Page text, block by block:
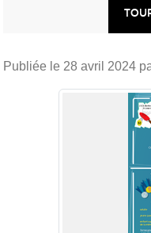
Publiée le 28 avril 2024